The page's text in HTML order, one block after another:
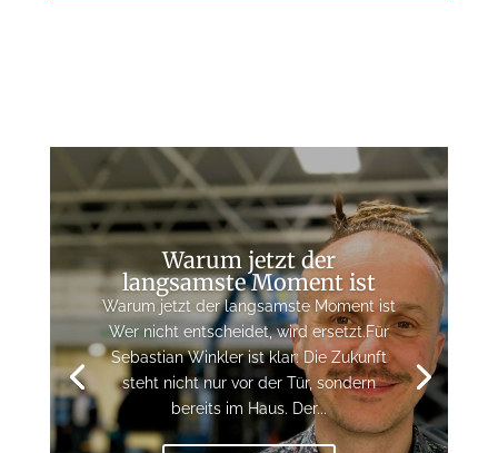
Warum jetzt der
langsamste Moment ist
Warum jetzt der langsamste Moment ist​
Wer nicht entscheidet, wird ersetzt.Für
Sebastian Winkler ist klar: Die Zukunft
steht nicht nur vor der Tür, sondern
bereits im Haus. Der...